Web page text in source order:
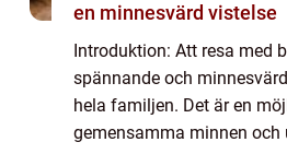
en minnesvärd vistelse
Introduktion: Att resa med
spännande och
hela familjen. Det är en
gemensamma minnen och